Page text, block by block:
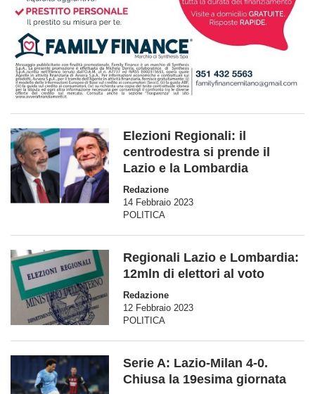
Elezioni Regionali: il
centrodestra si prende il
Lazio e la Lombardia
Redazione
14 Febbraio 2023
POLITICA
Regionali Lazio e Lombardia:
12mln di elettori al voto
Redazione
12 Febbraio 2023
POLITICA
Serie A: Lazio-Milan 4-0.
Chiusa la 19esima giornata